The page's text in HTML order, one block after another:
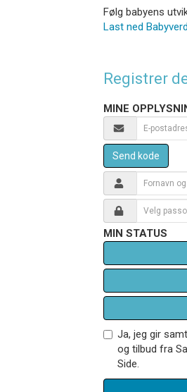
Følg babyens
Last ned
Registrer
MINE
Send kode
MIN STATUS
Ja, jeg gir
og tilbud fra
Side.